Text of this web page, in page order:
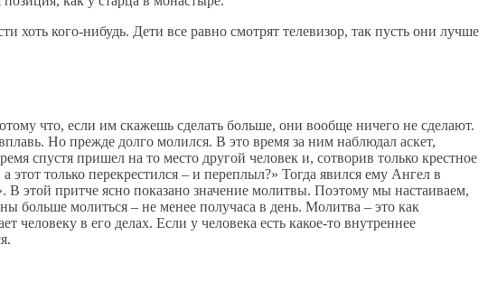
кого-нибудь. Дети все равно смотрят телевизор, так пусть они лучше
что, если им скажешь сделать больше, они вообще ничего не сделают.
Но прежде долго молился. В это время за ним наблюдал аскет,
спустя пришел на то место другой человек и, сотворив только крестное
только перекрестился – и переплыл?» Тогда явился ему Ангел в
В этой притче ясно показано значение молитвы. Поэтому мы настаиваем,
больше молиться – не менее получаса в день. Молитва – это как
в его делах. Если у человека есть какое-то внутреннее